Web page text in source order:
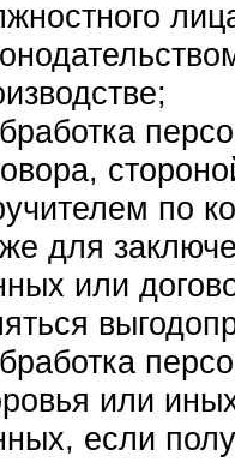
по
для
или
или
если